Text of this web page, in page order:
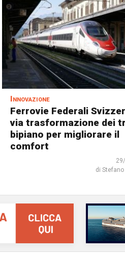
Innovazione
Ferrovie Federali
via trasformazione dei
bipiano per migliorare il
comfort
di